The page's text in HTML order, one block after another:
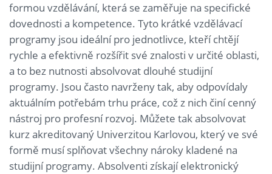
formou vzdělávání, která se zaměřuje na specifické
dovednosti a kompetence. Tyto krátké vzdělávací
programy jsou ideální pro jednotlivce, kteří chtějí
rychle a efektivně rozšířit své znalosti v určité oblasti,
a to bez nutnosti absolvovat dlouhé studijní
programy. Jsou často navrženy tak, aby odpovídaly
aktuálním potřebám trhu práce, což z nich činí cenný
nástroj pro profesní rozvoj. Můžete tak absolvovat
kurz akreditovaný Univerzitou Karlovou, který ve své
formě musí splňovat všechny nároky kladené na
studijní programy. Absolventi získají elektronický